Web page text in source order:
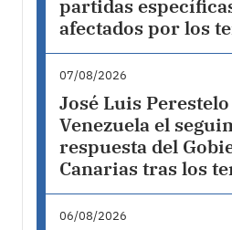
partidas
afectados por los
07/08/2026
José Luis
Venezuela el
respuesta del
Canarias tras los
06/08/2026